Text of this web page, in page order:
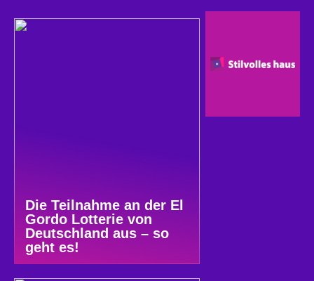
Die Teilnahme an der El
Gordo Lotterie von
Deutschland aus – so
geht es!